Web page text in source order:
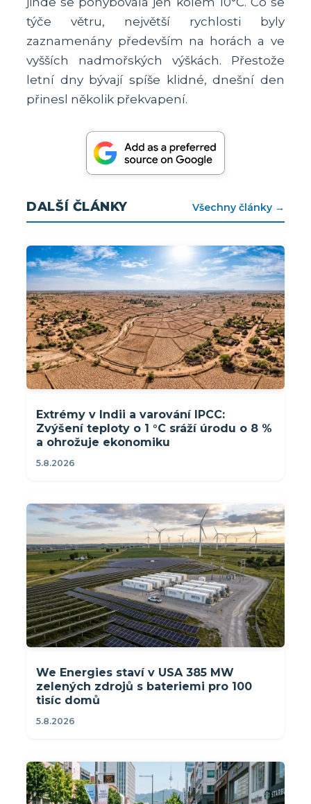
týče větru, největší rychlosti byly
zaznamenány především na horách a ve
vyšších nadmořských výškách. Přestože
letní dny bývají spíše klidné, dnešní den
přinesl několik překvapení.
DALŠÍ ČLÁNKY Všechny články →
Extrémy v Indii a varování IPCC:
Zvýšení teploty o 1 °C sráží úrodu o 8 %
a ohrožuje ekonomiku
5.8.2026
We Energies staví v USA 385 MW
zelených zdrojů s bateriemi pro 100
tisíc domů
5.8.2026